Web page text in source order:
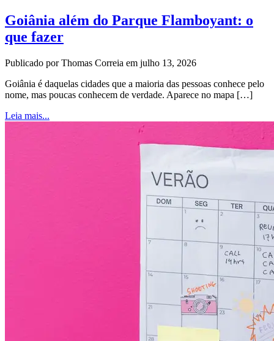
Goiânia além do Parque Flamboyant: o
que fazer
Publicado por Thomas Correia em julho 13, 2026
Goiânia é daquelas cidades que a maioria das pessoas conhece pelo
nome, mas poucas conhecem de verdade. Aparece no mapa […]
Leia mais...